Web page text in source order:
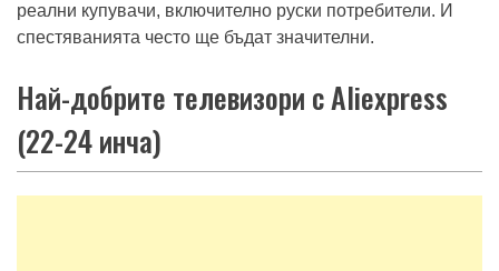
Възможно е обаче да се прочетат подробни отзиви от
реални купувачи, включително руски потребители. И
Най-добрите телевизори с Aliexpress
(22-24 инча)